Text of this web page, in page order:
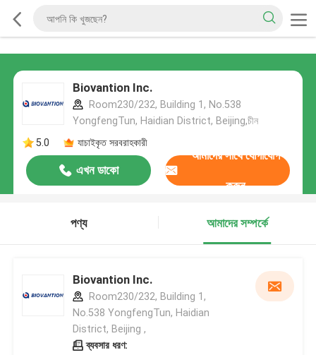
Biovantion Inc.
Room230/232, Building 1, No.538
YongfengTun, Haidian District, Beijing,চীন
5.0
যাচাইকৃত সরবরাহকারী
এখন ডাকো
আমাদের সাথে যোগাযোগ
করুন
পণ্য আমাদের সম্পর্কে
Biovantion Inc.
Room230/232, Building 1,
No.538 YongfengTun, Haidian
District, Beijing ,
ব্যবসার ধরণ: